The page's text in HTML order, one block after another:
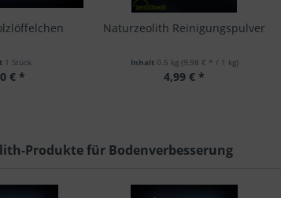
1 Stück
€ *
Naturzeolith Reinigungspulver
Inhalt 0.5 kg (9,98 € * / 1 kg)
4,99 € *
Produkte für Bodenverbesserung